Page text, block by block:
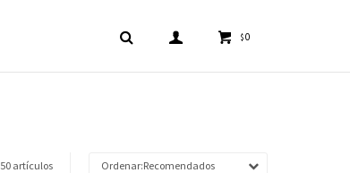
$0
50 artículos Recomendados